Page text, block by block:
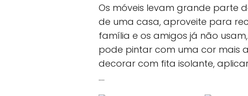
Os móveis levam grande parte
de uma casa, aproveite para
família e os amigos já não
pode pintar com uma cor mais
decorar com fita isolante,
….